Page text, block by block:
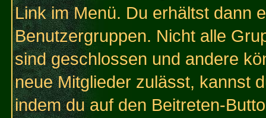
Link im Menü. Du erhältst dann
Benutzergruppen. Nicht alle
sind geschlossen und andere
neue Mitglieder zulässt, kannst
indem du auf den Beitreten-